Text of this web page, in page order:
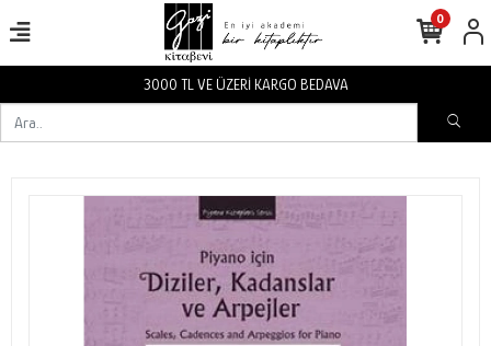
3000 TL VE ÜZERİ KARGO BEDAVA
0